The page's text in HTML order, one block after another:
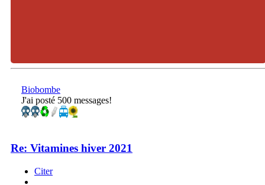
Biobombe
J'ai posté 500 messages!
Re: Vitamines hiver 2021
Citer